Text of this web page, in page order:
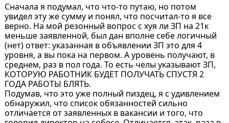
Сначала я подумал, что что-то путаю, но потом
увидел эту же сумму и понял, что посчитал-то я все
верно. На мой резонный вопрос с хуя ли ЗП на 21к
меньше заявленной, был дан вполне себе логичный
(нет) ответ: указанная в объявлении ЗП это для 4
уровня, а вы пока на первом. А уровень получают, в
среднем, раз в пол года. То есть челы указывают ЗП,
КОТОРУЮ РАБОТНИК БУДЕТ ПОЛУЧАТЬ СПУСТЯ 2
ГОДА РАБОТЫ БЛЯТЬ.
Подумав, что это уже полный пиздец, я с удивлением
обнаружил, что список обязанностей сильно
отличается от заявленных в вакансии и того, что